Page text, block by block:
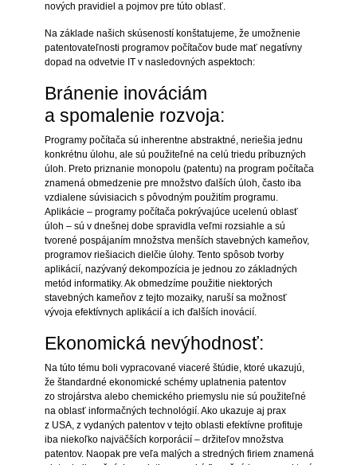
nových pravidiel a pojmov pre túto oblasť.
Na základe našich skúseností konštatujeme, že umožnenie
patentovateľnosti programov počítačov bude mať negatívny
dopad na odvetvie IT v nasledovných aspektoch:
Bránenie inováciám
a spomalenie rozvoja:
Programy počítača sú inherentne abstraktné, neriešia jednu
konkrétnu úlohu, ale sú použiteľné na celú triedu príbuzných
úloh. Preto priznanie monopolu (patentu) na program počítača
znamená obmedzenie pre množstvo ďalších úloh, často iba
vzdialene súvisiacich s pôvodným použitím programu.
Aplikácie – programy počítača pokrývajúce ucelenú oblasť
úloh – sú v dnešnej dobe spravidla veľmi rozsiahle a sú
tvorené pospájaním množstva menších stavebných kameňov,
programov riešiacich dielčie úlohy. Tento spôsob tvorby
aplikácií, nazývaný dekompozícia je jednou zo základných
metód informatiky. Ak obmedzíme použitie niektorých
stavebných kameňov z tejto mozaiky, naruší sa možnosť
vývoja efektívnych aplikácií a ich ďalších inovácií.
Ekonomická nevýhodnosť:
Na túto tému boli vypracované viaceré štúdie, ktoré ukazujú,
že štandardné ekonomické schémy uplatnenia patentov
zo strojárstva alebo chemického priemyslu nie sú použiteľné
na oblasť informačných technológií. Ako ukazuje aj prax
z USA, z vydaných patentov v tejto oblasti efektívne profituje
iba niekoľko najväčších korporácií – držiteľov množstva
patentov. Naopak pre veľa malých a stredných firiem znamená